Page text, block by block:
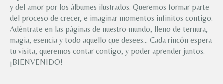
y del amor por los álbumes ilustrados. Queremos formar parte
del proceso de crecer, e imaginar momentos infinitos contigo.
Adéntrate en las páginas de nuestro mundo, lleno de ternura,
magia, esencia y todo aquello que desees… Cada rincón espera
tu visita, queremos contar contigo, y poder aprender juntos.
¡BIENVENIDO!